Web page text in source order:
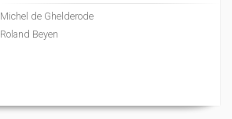
Michel de Ghelderode
Roland Beyen